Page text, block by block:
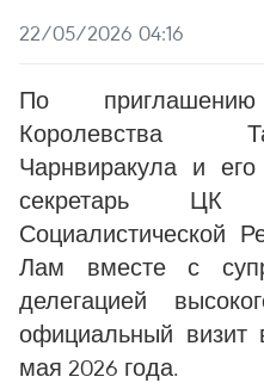
22/05/2026 04:16
По приглашению
Королевства
Чарнвиракула и
секретарь ЦК
Социалистической
Лам вместе с
делегацией
официальный
мая 2026 года.